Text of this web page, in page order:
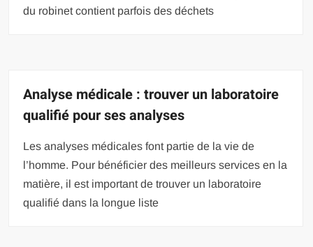
du robinet contient parfois des déchets
Analyse médicale : trouver un laboratoire
qualifié pour ses analyses
Les analyses médicales font partie de la vie de
l’homme. Pour bénéficier des meilleurs services en la
matière, il est important de trouver un laboratoire
qualifié dans la longue liste